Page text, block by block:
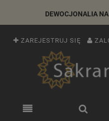
DEWOCJONALIA
ZAREJESTRUJ SIĘ